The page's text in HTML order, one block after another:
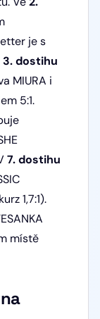
je s
3. dostihu
MIURA i
5:1.
7. dostihu
1,7:1).
místě